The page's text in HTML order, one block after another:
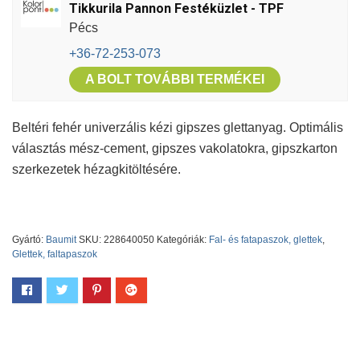
Tikkurila Pannon Festéküzlet - TPF
Pécs
+36-72-253-073
A BOLT TOVÁBBI TERMÉKEI
Beltéri fehér univerzális kézi gipszes glettanyag. Optimális
választás mész-cement, gipszes vakolatokra, gipszkarton
szerkezetek hézagkitöltésére.
Gyártó: Baumit SKU: 228640050 Kategóriák: Fal- és fatapaszok, glettek,
Glettek, faltapaszok